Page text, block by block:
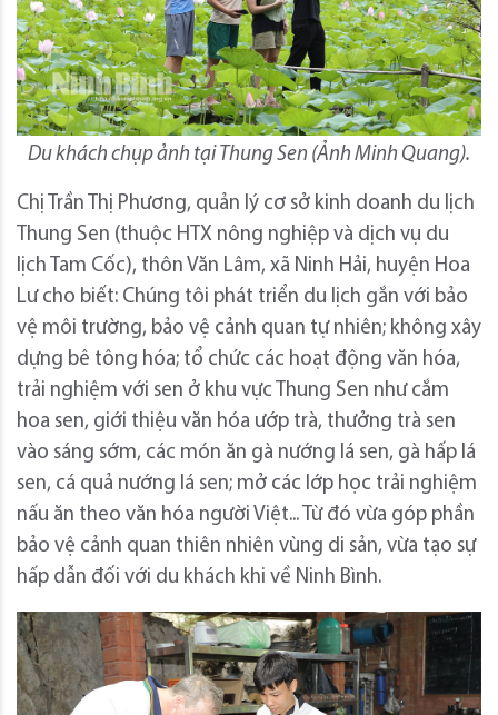
Du khách chụp ảnh tại Thung Sen (Ảnh Minh Quang).
Chị Trần Thị Phương, quản lý cơ sở kinh doanh du lịch
Thung Sen (thuộc HTX nông nghiệp và dịch vụ du
lịch Tam Cốc), thôn Văn Lâm, xã Ninh Hải, huyện Hoa
Lư cho biết: Chúng tôi phát triển du lịch gắn với bảo
vệ môi trường, bảo vệ cảnh quan tự nhiên; không xây
dựng bê tông hóa; tổ chức các hoạt động văn hóa,
trải nghiệm với sen ở khu vực Thung Sen như cắm
hoa sen, giới thiệu văn hóa ướp trà, thưởng trà sen
vào sáng sớm, các món ăn gà nướng lá sen, gà hấp lá
sen, cá quả nướng lá sen; mở các lớp học trải nghiệm
nấu ăn theo văn hóa người Việt... Từ đó vừa góp phần
bảo vệ cảnh quan thiên nhiên vùng di sản, vừa tạo sự
hấp dẫn đối với du khách khi về Ninh Bình.